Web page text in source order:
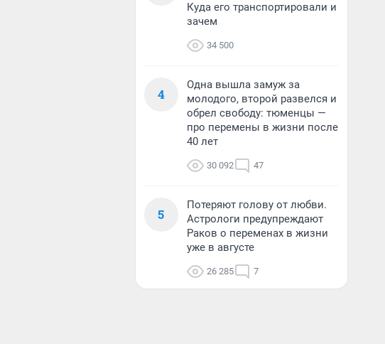
Куда его транспортировали и
зачем
34 500
4
Одна вышла замуж за
молодого, второй развелся и
обрел свободу: тюменцы —
про перемены в жизни после
40 лет
30 092 47
5
Потеряют голову от любви.
Астрологи предупреждают
Раков о переменах в жизни
уже в августе
26 285 7